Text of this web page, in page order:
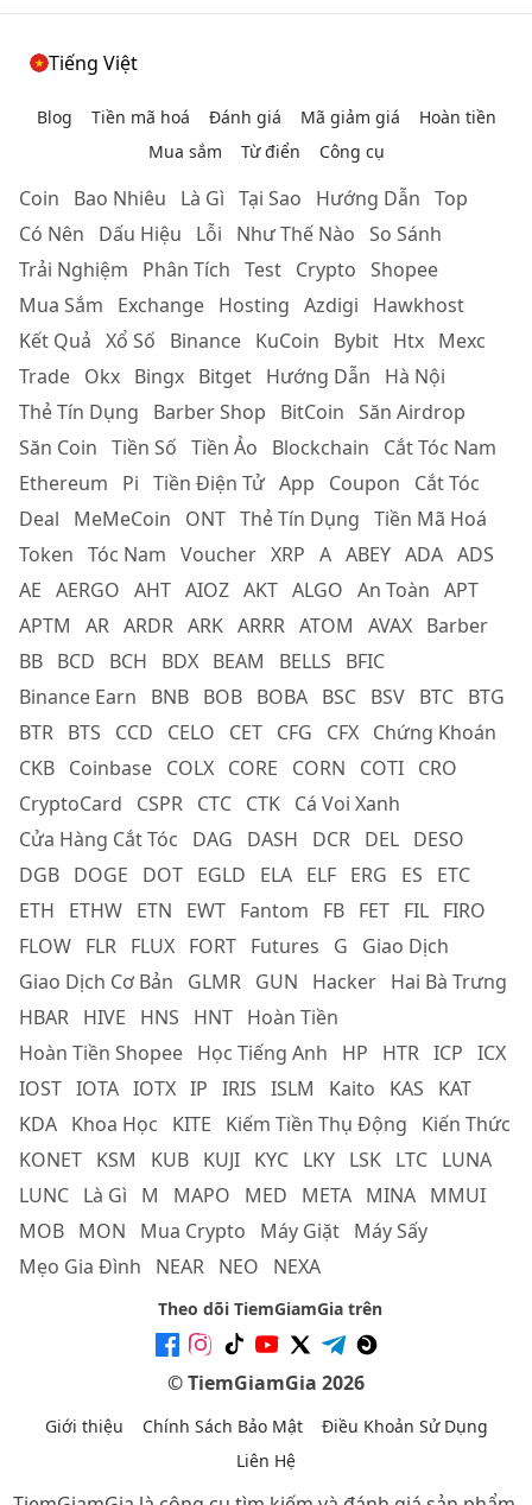
Tiếng Việt
Blog Tiền mã hoá Đánh giá Mã giảm giá
Hoàn tiền
Mua sắm
Từ điển Công cụ
Coin Bao Nhiêu Là Gì Tại Sao Hướng Dẫn Top
Có Nên
Dấu Hiệu Lỗi Như Thế Nào So Sánh
Trải Nghiệm
Phân Tích Test Crypto Shopee
Mua Sắm
Exchange Hosting Azdigi
Hawkhost
Kết Quả Xổ Số Binance KuCoin Bybit Htx Mexc
Trade Okx Bingx Bitget Hướng Dẫn
Hà Nội
Thẻ Tín Dụng
Barber Shop BitCoin Săn Airdrop
Săn Coin Tiền Số Tiền Ảo Blockchain
Cắt Tóc Nam
Ethereum
Pi Tiền Điện Tử App Coupon
Cắt Tóc
Deal
MeMeCoin ONT Thẻ Tín Dụng Tiền Mã Hoá
Token Tóc Nam Voucher XRP A ABEY ADA ADS
AE AERGO AHT AIOZ AKT ALGO An Toàn APT
APTM
AR ARDR ARK ARRR ATOM AVAX Barber
BB BCD BCH BDX BEAM BELLS
BFIC
Binance Earn
BNB BOB BOBA BSC BSV BTC BTG
BTR BTS CCD CELO CET CFG CFX Chứng Khoán
CKB Coinbase COLX CORE CORN COTI CRO
CryptoCard
CSPR CTC CTK Cá Voi Xanh
Cửa Hàng Cắt Tóc
DAG DASH DCR DEL DESO
DGB DOGE DOT EGLD ELA ELF ERG ES
ETC
ETH
ETHW ETN EWT Fantom FB FET FIL FIRO
FLOW FLR FLUX FORT Futures G
Giao Dịch
Giao Dịch Cơ Bản
GLMR GUN Hacker Hai Bà Trưng
HBAR HIVE HNS HNT Hoàn Tiền
Hoàn Tiền Shopee Học Tiếng Anh HP HTR ICP ICX
IOST IOTA IOTX IP IRIS ISLM Kaito KAS
KAT
KDA Khoa Học KITE Kiếm Tiền Thụ Động
Kiến Thức
KONET KSM KUB KUJI KYC LKY LSK LTC LUNA
LUNC Là Gì M MAPO MED META MINA MMUI
MOB MON Mua Crypto Máy Giặt Máy Sấy
Mẹo Gia Đình
NEAR NEO NEXA
Theo dõi TiemGiamGia trên
© TiemGiamGia 2026
Giới thiệu Chính Sách Bảo Mật
Điều Khoản Sử Dụng
Liên Hệ